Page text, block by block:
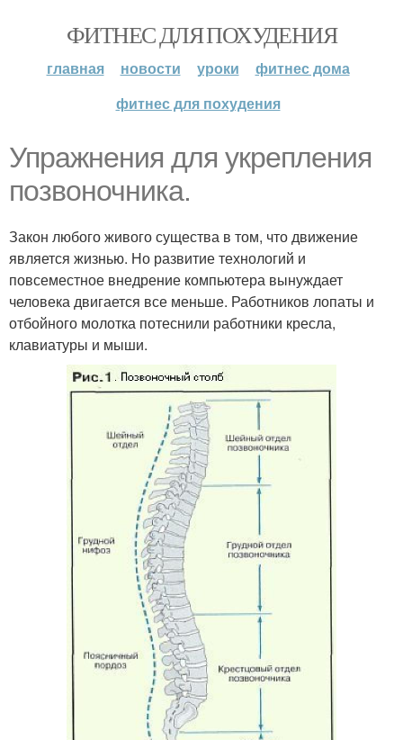
ФИТНЕС ДЛЯ ПОХУДЕНИЯ
главная новости уроки
фитнес дома
фитнес для похудения
Упражнения для укрепления
позвоночника.
Закон любого живого существа в том, что движение
является жизнью. Но развитие технологий и
повсеместное внедрение компьютера вынуждает
человека двигается все меньше. Работников лопаты и
отбойного молотка потеснили работники кресла,
клавиатуры и мыши.